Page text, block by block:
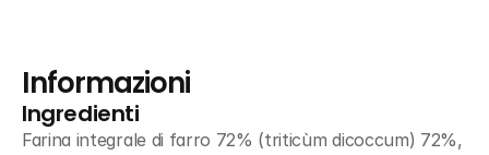
Informazioni
Ingredienti
Farina integrale di farro 72% (triticùm dicoccum) 72%,